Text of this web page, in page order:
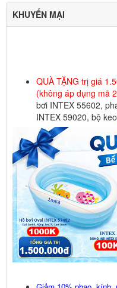
KHUYẾN MẠI
QUÀ TẶNG trị giá
(không áp dụng mã
bơi INTEX 55602,
INTEX 59020, bộ